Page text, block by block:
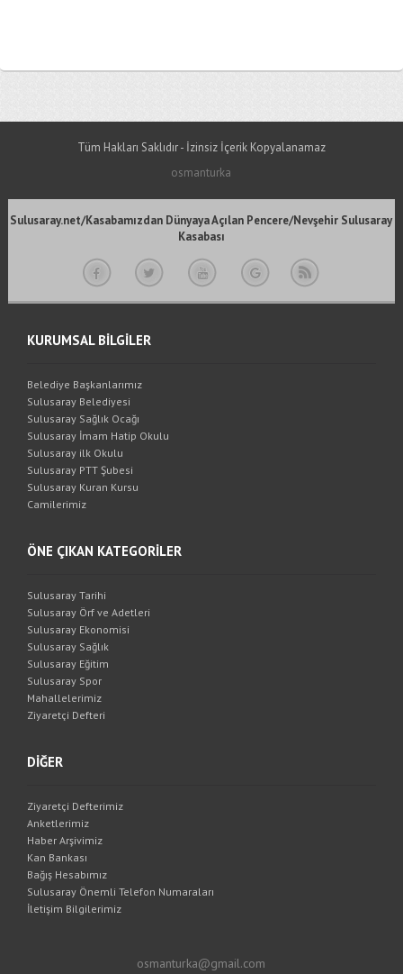
Tüm Hakları Saklıdır - İzinsiz İçerik Kopyalanamaz
osmanturka
Sulusaray.net/Kasabamızdan Dünyaya Açılan Pencere/Nevşehir Sulusaray
Kasabası
KURUMSAL BİLGİLER
Belediye Başkanlarımız
Sulusaray Belediyesi
Sulusaray Sağlık Ocağı
Sulusaray İmam Hatip Okulu
Sulusaray ilk Okulu
Sulusaray PTT Şubesi
Sulusaray Kuran Kursu
Camilerimiz
ÖNE ÇIKAN KATEGORİLER
Sulusaray Tarihi
Sulusaray Örf ve Adetleri
Sulusaray Ekonomisi
Sulusaray Sağlık
Sulusaray Eğitim
Sulusaray Spor
Mahallelerimiz
Ziyaretçi Defteri
DİĞER
Ziyaretçi Defterimiz
Anketlerimiz
Haber Arşivimiz
Kan Bankası
Bağış Hesabımız
Sulusaray Önemli Telefon Numaraları
İletişim Bilgilerimiz
osmanturka@gmail.com